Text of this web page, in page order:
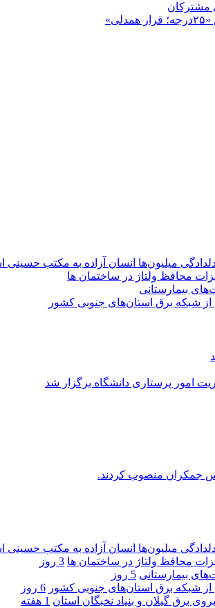
میلیون‌ها انسان آزاده به مکتب
محافظ ولتاژ در ساختمان ها
بیمارستانی
از شبكه برق استان‌های جنوبی كشور
امور پرستاری دانشگاه برگزار شد
جمکران منصوب کردند.
میلیون‌ها انسان آزاده به مکتب
محافظ ولتاژ در ساختمان ها 3 روز
بیمارستانی 5 روز
از شبكه برق استان‌های جنوبی كشور 6 روز
برق گیلان و بنیاد نخبگان استان 1 هفته